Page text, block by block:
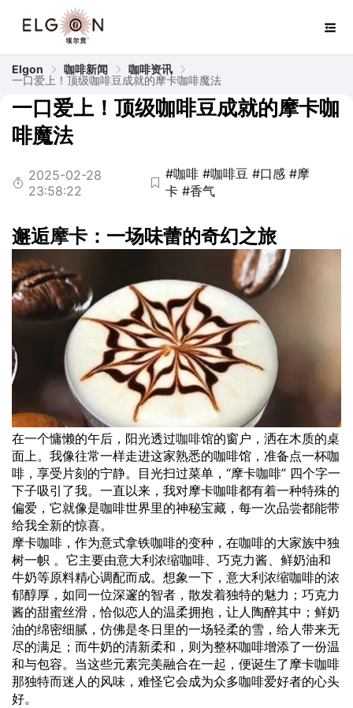
Elgon 咖啡新闻
咖啡资讯
一口爱上！顶级咖啡豆成就的摩卡咖啡魔法
一口爱上！顶级咖啡豆成就的摩卡咖
啡魔法
2025-02-28
23:58:22
#咖啡 #咖啡豆 #口感 #摩
卡 #香气
邂逅摩卡 ：一场味蕾的奇幻之旅
在一个慵懒的午后，阳光透过咖啡馆的窗户，洒在木质的桌
面上。我像往常一样走进这家熟悉的咖啡馆，准备点一杯咖
啡，享受片刻的宁静。目光扫过菜单，“摩卡咖啡” 四个字一
下子吸引了我。一直以来，我对摩卡咖啡都有着一种特殊的
偏爱，它就像是咖啡世界里的神秘宝藏，每一次品尝都能带
给我全新的惊喜。
摩卡咖啡，作为意式拿铁咖啡的变种，在咖啡的大家族中独
树一帜 。它主要由意大利浓缩咖啡、巧克力酱、鲜奶油和
牛奶等原料精心调配而成。想象一下，意大利浓缩咖啡的浓
郁醇厚，如同一位深邃的智者，散发着独特的魅力；巧克力
酱的甜蜜丝滑，恰似恋人的温柔拥抱，让人陶醉其中；鲜奶
油的绵密细腻，仿佛是冬日里的一场轻柔的雪，给人带来无
尽的满足；而牛奶的清新柔和，则为整杯咖啡增添了一份温
和与包容。当这些元素完美融合在一起，便诞生了摩卡咖啡
那独特而迷人的风味，难怪它会成为众多咖啡爱好者的心头
好。